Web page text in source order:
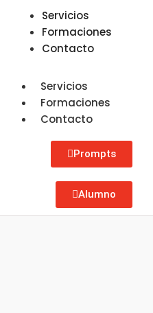
Servicios
Formaciones
Contacto
Servicios
Formaciones
Contacto
Prompts
Alumno